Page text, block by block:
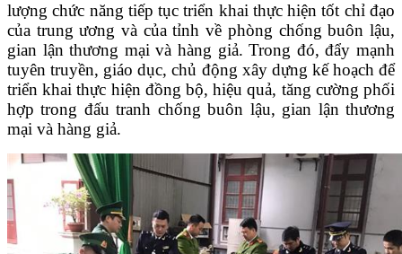
lượng chức năng tiếp tục triển khai thực hiện tốt chỉ đạo
của trung ương và của tỉnh về phòng chống buôn lậu,
gian lận thương mại và hàng giả. Trong đó, đẩy mạnh
tuyên truyền, giáo dục, chủ động xây dựng kế hoạch để
triển khai thực hiện đồng bộ, hiệu quả, tăng cường phối
hợp trong đấu tranh chống buôn lậu, gian lận thương
mại và hàng giả.